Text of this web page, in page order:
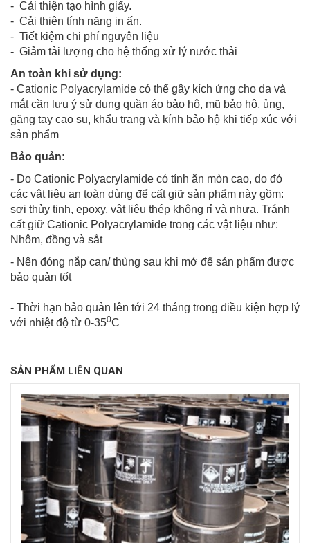
- Cải thiện tạo hình giấy.
- Cải thiện tính năng in ấn.
- Tiết kiệm chi phí nguyên liệu
- Giảm tải lượng cho hệ thống xử lý nước thải
An toàn khi sử dụng:
- Cationic Polyacrylamide có thể gây kích ứng cho da và
mắt cần lưu ý sử dụng quần áo bảo hộ, mũ bảo hộ, ủng,
găng tay cao su, khẩu trang và kính bảo hộ khi tiếp xúc với
sản phẩm
Bảo quản:
- Do Cationic Polyacrylamide có tính ăn mòn cao, do đó
các vật liệu an toàn dùng để cất giữ sản phẩm này gồm:
sợi thủy tinh, epoxy, vật liệu thép không rỉ và nhựa. Tránh
cất giữ Cationic Polyacrylamide trong các vật liệu như:
Nhôm, đồng và sắt
- Nên đóng nắp can/ thùng sau khi mở để sản phẩm được
bảo quản tốt
- Thời hạn bảo quản lên tới 24 tháng trong điều kiện hợp lý
với nhiệt độ từ 0-350C
SẢN PHẨM LIÊN QUAN